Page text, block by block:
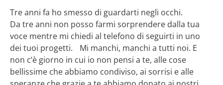
Tre anni fa ho smesso di guardarti negli occhi.
Da tre anni non posso farmi sorprendere dalla tua
voce mentre mi chiedi al telefono di seguirti in uno
dei tuoi progetti. Mi manchi, manchi a tutti noi. E
non c’è giorno in cui io non pensi a te, alle cose
bellissime che abbiamo condiviso, ai sorrisi e alle